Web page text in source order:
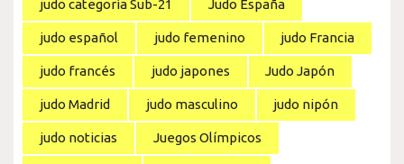
judo categoría Sub-21 Judo España
judo español judo femenino judo Francia
judo francés judo japones Judo Japón
judo Madrid judo masculino judo nipón
judo noticias Juegos Olímpicos